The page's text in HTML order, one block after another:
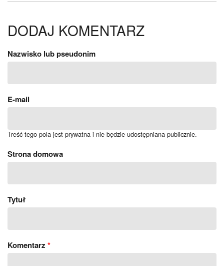
DODAJ KOMENTARZ
Nazwisko lub pseudonim
E-mail
Treść tego pola jest prywatna i nie będzie udostępniana publicznie.
Strona domowa
Tytuł
Komentarz *